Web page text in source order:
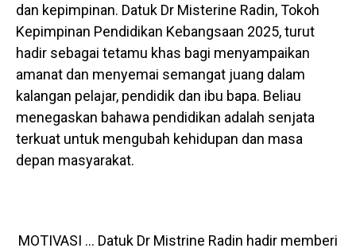
dan kepimpinan. Datuk Dr Misterine Radin, Tokoh
Kepimpinan Pendidikan Kebangsaan 2025, turut
hadir sebagai tetamu khas bagi menyampaikan
amanat dan menyemai semangat juang dalam
kalangan pelajar, pendidik dan ibu bapa. Beliau
menegaskan bahawa pendidikan adalah senjata
terkuat untuk mengubah kehidupan dan masa
depan masyarakat.
MOTIVASI … Datuk Dr Mistrine Radin hadir memberi